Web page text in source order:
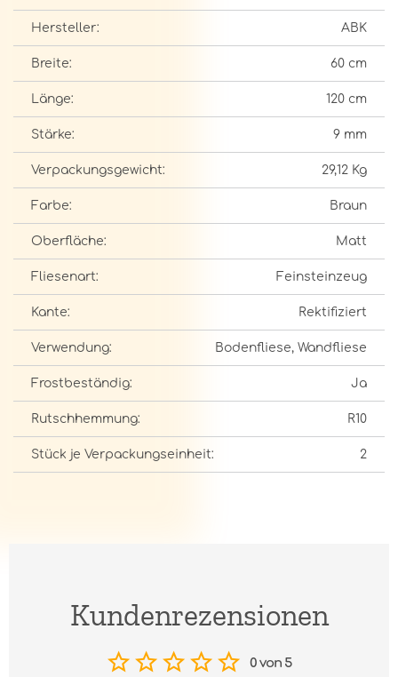
Hersteller: ABK
Breite: 60 cm
Länge: 120 cm
Stärke: 9 mm
Verpackungsgewicht: 29,12 Kg
Farbe: Braun
Oberfläche: Matt
Fliesenart: Feinsteinzeug
Kante: Rektifiziert
Verwendung: Bodenfliese, Wandfliese
Frostbeständig: Ja
Rutschhemmung: R10
Stück je Verpackungseinheit: 2
Kundenrezensionen
0 von 5